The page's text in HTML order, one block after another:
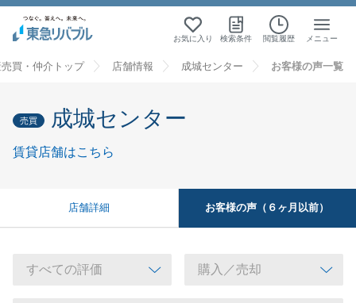
お気に入り 検索条件 閲覧履歴 メニュー
買・仲介トップ 店舗情報 成城センター お客様の声一覧
売買 成城センター
賃貸店舗はこちら
店舗詳細 お客様の声（６ヶ月以前）